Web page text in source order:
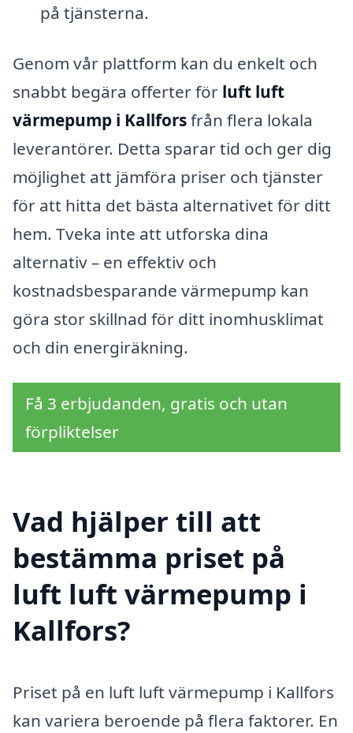
på tjänsterna.
Genom vår plattform kan du enkelt och
snabbt begära offerter för luft luft
värmepump i Kallforsfrån flera lokala
leverantörer. Detta sparar tid och ger dig
möjlighet att jämföra priser och tjänster
för att hitta det bästa alternativet för ditt
hem. Tveka inte att utforska dina
alternativ – en effektiv och
kostnadsbesparande värmepump kan
göra stor skillnad för ditt inomhusklimat
och din energiräkning.
Få 3 erbjudanden, gratis och utan
förpliktelser
Vad hjälper till att
bestämma priset på
luft luft värmepump i
Kallfors?
Priset på en luft luft värmepump i Kallfors
kan variera beroende på flera faktorer. En